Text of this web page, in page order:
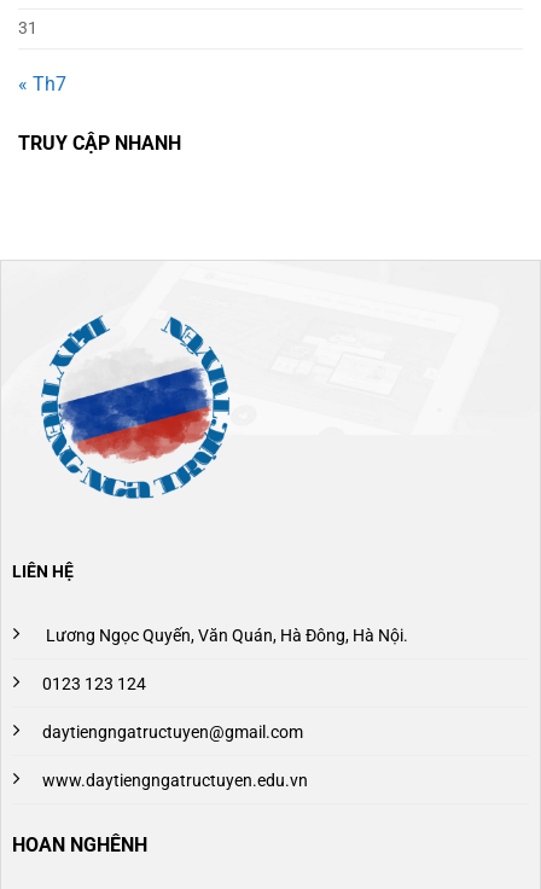
31
« Th7
TRUY CẬP NHANH
LIÊN HỆ
Lương Ngọc Quyến, Văn Quán, Hà Đông, Hà Nội.
0123 123 124
daytiengngatructuyen@gmail.com
www.daytiengngatructuyen.edu.vn
HOAN NGHÊNH